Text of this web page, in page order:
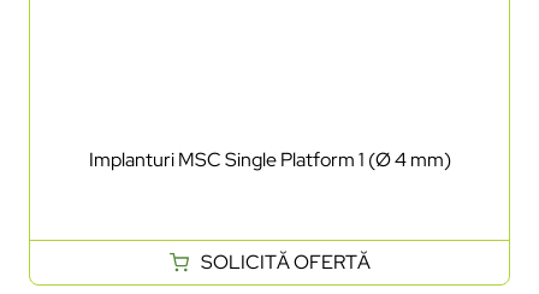
Implanturi MSC Single Platform 1 (Ø 4 mm)
SOLICITĂ OFERTĂ